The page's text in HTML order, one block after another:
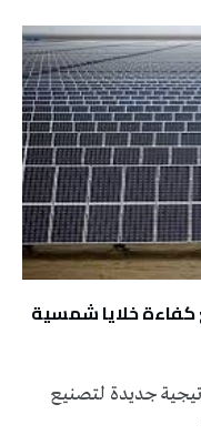
كفاءة خلايا شمسية
جديدة لتصنيع